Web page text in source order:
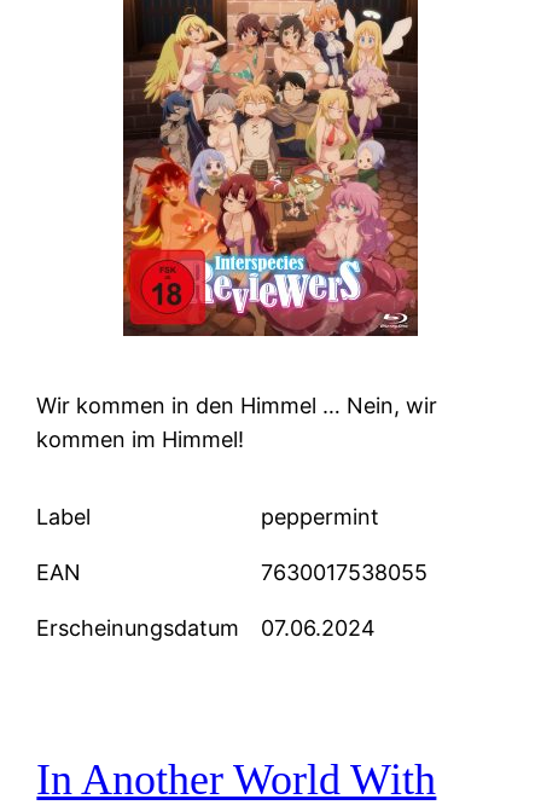
Wir kommen in den Himmel … Nein, wir
kommen im Himmel!
Label peppermint
EAN 7630017538055
Erscheinungsdatum 07.06.2024
In Another World With